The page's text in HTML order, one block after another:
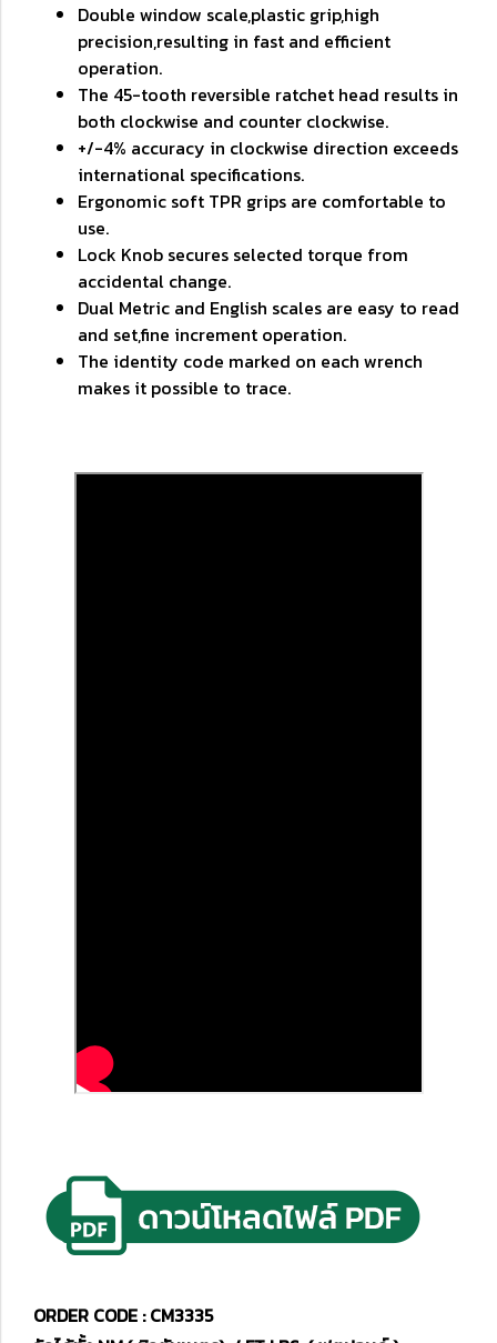
Double window scale,plastic grip,high
precision,resulting in fast and efficient
operation.
The 45-tooth reversible ratchet head results in
both clockwise and counter clockwise.
+/-4% accuracy in clockwise direction exceeds
international specifications.
Ergonomic soft TPR grips are comfortable to
use.
Lock Knob secures selected torque from
accidental change.
Dual Metric and English scales are easy to read
and set,fine increment operation.
The identity code marked on each wrench
makes it possible to trace.
ORDER CODE : CM3335